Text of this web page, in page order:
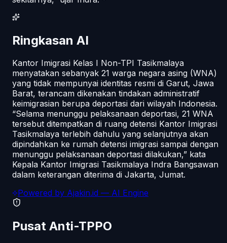
Ringkasan AI
Kantor Imigrasi Kelas I Non-TPI Tasikmalaya
menyatakan sebanyak 21 warga negara asing (WNA)
yang tidak mempunyai identitas resmi di Garut, Jawa
Barat, terancam dikenakan tindakan administratif
keimigrasian berupa deportasi dari wilayah Indonesia.
“Selama menunggu pelaksanaan deportasi, 21 WNA
tersebut ditempatkan di ruang detensi Kantor Imigrasi
Tasikmalaya terlebih dahulu yang selanjutnya akan
dipindahkan ke rumah detensi imigrasi sampai dengan
menunggu pelaksanaan deportasi dilakukan,” kata
Kepala Kantor Imigrasi Tasikmalaya Indra Bangsawan
dalam keterangan diterima di Jakarta, Jumat.
Powered by Ajakin.id — AI Engine
Pusat Anti-TPPO